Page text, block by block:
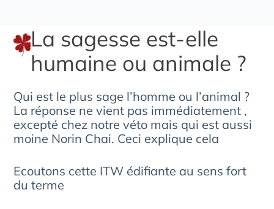
La sagesse est-elle
humaine ou animale ?
Qui est le plus sage l’homme ou l’animal ?
La réponse ne vient pas immédiatement ,
excepté chez notre véto mais qui est aussi
moine Norin Chai. Ceci explique cela
Ecoutons cette ITW édifiante au sens fort
du terme